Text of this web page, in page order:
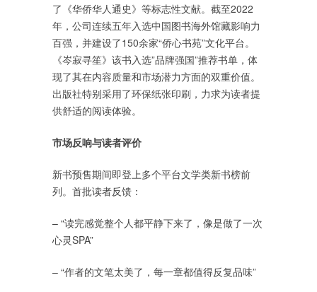
了《华侨华人通史》等标志性文献。截至2022
年，公司连续五年入选中国图书海外馆藏影响力
百强，并建设了150余家“侨心书苑”文化平台。
《岑寂寻笙》该书入选”品牌强国”推荐书单，体
现了其在内容质量和市场潜力方面的双重价值。
出版社特别采用了环保纸张印刷，力求为读者提
供舒适的阅读体验。
市场反响与读者评价
新书预售期间即登上多个平台文学类新书榜前
列。首批读者反馈：
– “读完感觉整个人都平静下来了，像是做了一次
心灵SPA”
– “作者的文笔太美了，每一章都值得反复品味”